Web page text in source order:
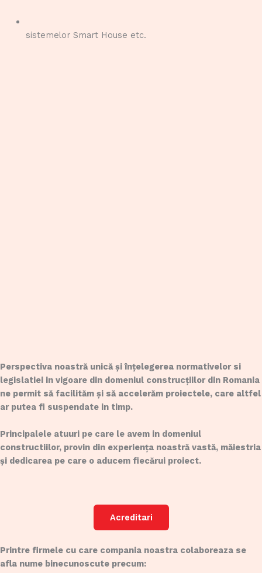
sistemelor Smart House etc.
Perspectiva noastră unică și înțelegerea normativelor si
legislatiei in vigoare din domeniul construcțiilor din Romania
ne permit să facilităm și să accelerăm proiectele, care altfel
ar putea fi suspendate in timp.
Principalele atuuri pe care le avem in domeniul
constructiilor, provin din experiența noastră vastă, măiestria
și dedicarea pe care o aducem fiecărui proiect.
Acreditari
Printre firmele cu care compania noastra colaboreaza se
afla nume binecunoscute precum: